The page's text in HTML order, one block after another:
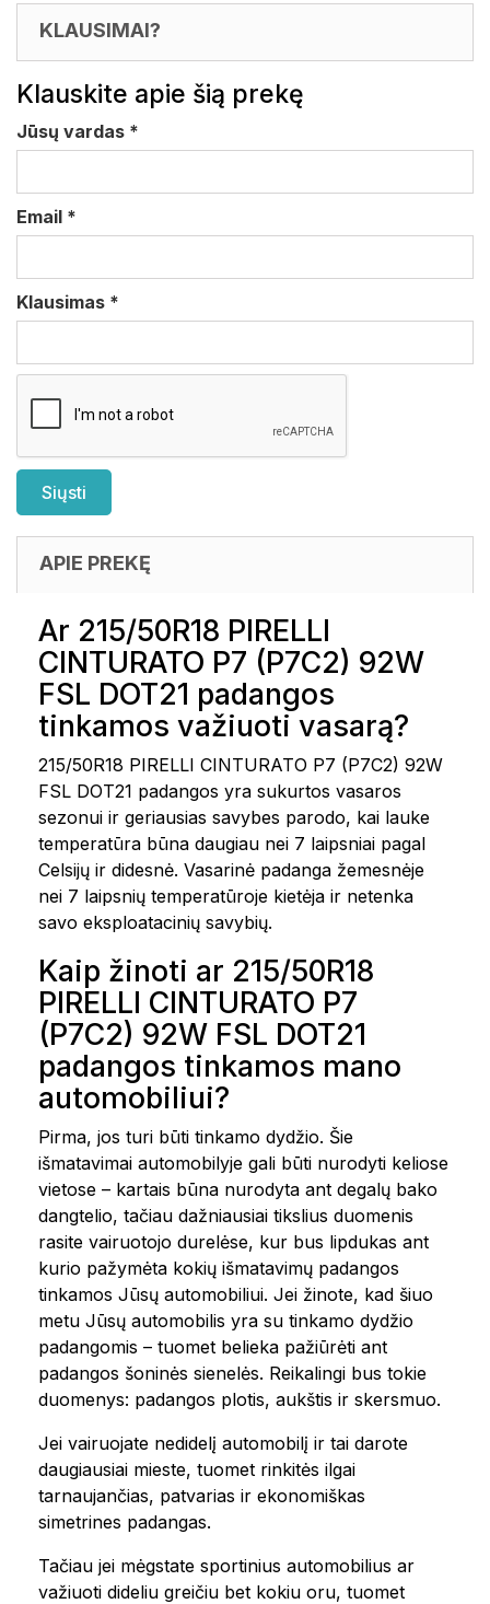
KLAUSIMAI?
Klauskite apie šią prekę
Jūsų vardas *
Email *
Klausimas *
APIE PREKĘ
Ar 215/50R18 PIRELLI
CINTURATO P7 (P7C2) 92W
FSL DOT21 padangos
tinkamos važiuoti vasarą?
215/50R18 PIRELLI CINTURATO P7 (P7C2) 92W
FSL DOT21 padangos yra sukurtos vasaros
sezonui ir geriausias savybes parodo, kai lauke
temperatūra būna daugiau nei 7 laipsniai pagal
Celsijų ir didesnė. Vasarinė padanga žemesnėje
nei 7 laipsnių temperatūroje kietėja ir netenka
savo eksploatacinių savybių.
Kaip žinoti ar 215/50R18
PIRELLI CINTURATO P7
(P7C2) 92W FSL DOT21
padangos tinkamos mano
automobiliui?
Pirma, jos turi būti tinkamo dydžio. Šie
išmatavimai automobilyje gali būti nurodyti keliose
vietose – kartais būna nurodyta ant degalų bako
dangtelio, tačiau dažniausiai tikslius duomenis
rasite vairuotojo durelėse, kur bus lipdukas ant
kurio pažymėta kokių išmatavimų padangos
tinkamos Jūsų automobiliui. Jei žinote, kad šiuo
metu Jūsų automobilis yra su tinkamo dydžio
padangomis – tuomet belieka pažiūrėti ant
padangos šoninės sienelės. Reikalingi bus tokie
duomenys: padangos plotis, aukštis ir skersmuo.
Jei vairuojate nedidelį automobilį ir tai darote
daugiausiai mieste, tuomet rinkitės ilgai
tarnaujančias, patvarias ir ekonomiškas
simetrines padangas.
Tačiau jei mėgstate sportinius automobilius ar
važiuoti dideliu greičiu bet kokiu oru, tuomet